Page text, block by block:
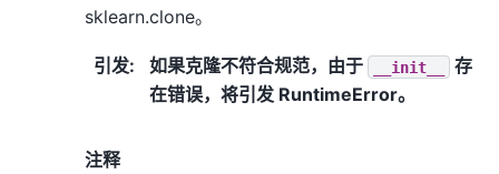
sklearn.clone。
引发: 如果克隆不符合规范，由于 __init__
存
在错误，将引发 RuntimeError。
注释